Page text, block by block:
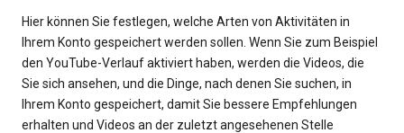
Hier können Sie festlegen, welche Arten von Aktivitäten in
Ihrem Konto gespeichert werden sollen. Wenn Sie zum Beispiel
den YouTube-Verlauf aktiviert haben, werden die Videos, die
Sie sich ansehen, und die Dinge, nach denen Sie suchen, in
Ihrem Konto gespeichert, damit Sie bessere Empfehlungen
erhalten und Videos an der zuletzt angesehenen Stelle